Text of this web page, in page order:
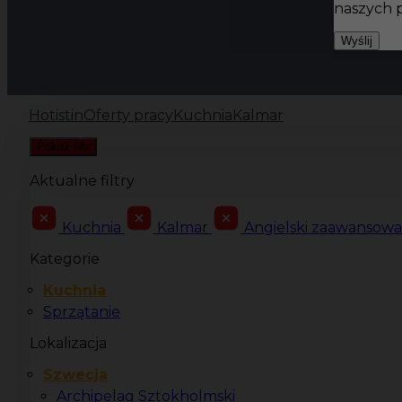
HotistinOferty pracy Kuchnia Kalmar
Pokaż filtr
Aktualne filtry
Kuchnia Kalmar
Angielski
Kategorie
Kuchnia
Sprzątanie
Lokalizacja
Szwecja
Archipelag Sztokholmski
naszych
Wyślij